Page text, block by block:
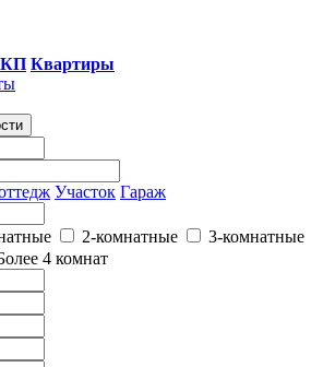
КП Квартиры
Участок Гараж
2-комнатные
3-комнатные
4 комнат